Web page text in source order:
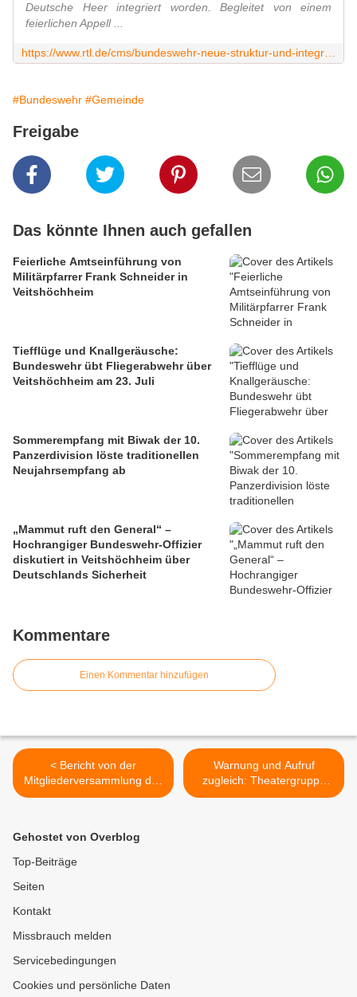
Deutsche Heer integriert worden. Begleitet von einem
feierlichen Appell ...
#Bundeswehr #Gemeinde
Freigabe
Das könnte Ihnen auch gefallen
Feierliche Amtseinführung von
Militärpfarrer Frank Schneider in
Veitshöchheim
Tiefflüge und Knallgeräusche:
Bundeswehr übt Fliegerabwehr über
Veitshöchheim am 23. Juli
Sommerempfang mit Biwak der 10.
Panzerdivision löste traditionellen
Neujahrsempfang ab
„Mammut ruft den General“ –
Hochrangiger Bundeswehr-Offizier
diskutiert in Veitshöchheim über
Deutschlands Sicherheit
Kommentare
Einen Kommentar hinzufügen
< Bericht von der
Mitgliederversammlung des
Sportvereins Veitshöchheim
Warnung und Aufruf
zugleich: Theatergruppe
des Gymnasiums
Gehostet von Overblog
Top-Beiträge
Seiten
Kontakt
Missbrauch melden
Servicebedingungen
Cookies und persönliche Daten